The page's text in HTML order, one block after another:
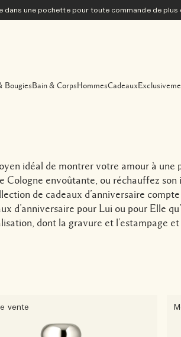
dans une pochette pour toute commande de plus
BougiesBain & CorpsHommesCadeaux
idéal de montrer votre amour à une
Cologne envoûtante, ou réchauffez
de cadeaux d’anniversaire
d’anniversaire pour Lui ou pour Elle
dont la gravure et l’estampage et
vente